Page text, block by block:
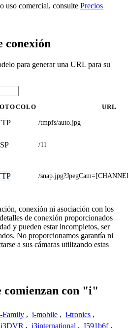
uso comercial, consulte Precios
conexión
para generar una URL para su
URL
/tmpfs/auto.jpg
/11
/
conexión ni asociación con los
de conexión proporcionados
y pueden estar incompletos, ser
No proporcionamos garantía ni
a sus cámaras utilizando estas
comienzan con "i"
Family , i-mobile , i-tronics ,
i3DVR , i3international , I591b6f ,